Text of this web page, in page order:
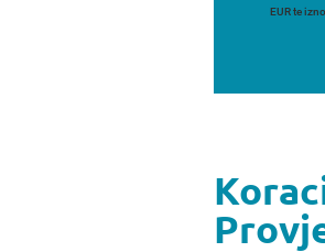
EUR te